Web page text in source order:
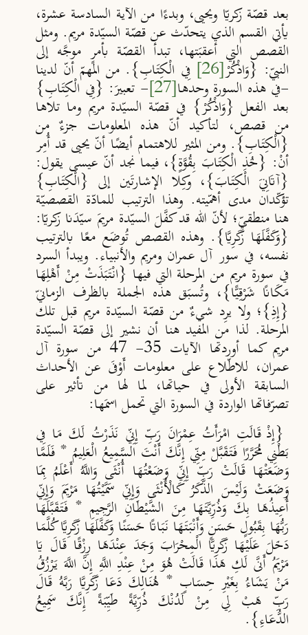
بعد قصّة زكريّا ويحيى، وبدءًا من الآية السادسة عشرة،
يأتي القسم الذي يتحدّث عن قصّة السيّدة مريم. ومثل
القصص التي أعقبَتها، تبدأ القصّة بأمرٍ موجَّه إلى
النبيّ: {وَاذْكُرْ[26] فِي الْكِتَابِ}. من المهمّ أنّ لدينا
-في هذه السورة وحدها[27]
- تعبيرَ: {فِي الْكِتَابِ}
بعد الفعل {وَاذْكُرْ} في قصّة السيّدة مريم وما تلاها
من قصص، لتأكيد أنّ هذه المعلومات جزءٌ من
{الْكِتَابِ}. ومن المثير للاهتمام أيضًا أنّ يحيى قد أُمِر
أنْ: {خُذِ الْكِتَابَ بِقُوَّةٍ}، فيما نجد أنّ عيسى يقول:
{آتَانِيَ الْكِتَابَ}، وكِلا الإشارتَين إلى {الْكِتَابِ}
تؤكّدان مدى أهمّيته. وهذا الترتيب للمادّة القصصيّة
هنا منطقيّ؛ لأنّ الله قد كفَّلَ السيّدة مريمَ سيّدَنا زكريّا:
{وَكَفَّلَهَا زَكَرِيَّا}. وهذه القصص تُوضَع معًا بالترتيب
نفسه، في سور آل عمران ومريم والأنبياء. ويبدأ السرد
في سورة مريم من المرحلة التي فيها {انْتَبَذَتْ مِنْ أَهْلِهَا
مَكَانًا شَرْقِيًّا}، وتُسبَق هذه الجملة بالظرف الزمانيّ
{إِذِ}؛ ولا يرِد شيءٌ من قصّة السيّدة مريم قبل تلك
المرحلة. لذا من المفيد هنا أن نشير إلى قصّة السيّدة
مريم كما أوردتها الآيات 35- 47 من سورة آل
عمران، للاطّلاع على معلومات أَوْفَى عن الأحداث
السابقة الأولى في حياتها، لما لها من تأثير على
تصرّفاتها الواردة في السورة التي تحمل اسمَها:
{إِذْ قَالَتِ امْرَأَتُ عِمْرَانَ رَبِّ إِنِّي نَذَرْتُ لَكَ مَا فِي
بَطْنِي مُحَرَّرًا فَتَقَبَّلْ مِنِّي إِنَّكَ أَنْتَ السَّمِيعُ الْعَلِيمُ * فَلَمَّا
وَضَعَتْهَا قَالَتْ رَبِّ إِنِّي وَضَعْتُهَا أُنْثَى وَاللَّهُ أَعْلَمُ بِمَا
وَضَعَتْ وَلَيْسَ الذَّكَرُ كَالْأُنْثَى وَإِنِّي سَمَّيْتُهَا مَرْيَمَ وَإِنِّي
أُعِيذُهَا بِكَ وَذُرِّيَّتَهَا مِنَ الشَّيْطَانِ الرَّجِيمِ * فَتَقَبَّلَهَا
رَبُّهَا بِقَبُولٍ حَسَنٍ وَأَنْبَتَهَا نَبَاتًا حَسَنًا وَكَفَّلَهَا زَكَرِيَّا كُلَّمَا
دَخَلَ عَلَيْهَا زَكَرِيَّا الْمِحْرَابَ وَجَدَ عِنْدَهَا رِزْقًا قَالَ يَا
مَرْيَمُ أَنَّى لَكِ هَذَا قَالَتْ هُوَ مِنْ عِنْدِ اللَّهِ إِنَّ اللَّهَ يَرْزُقُ
مَنْ يَشَاءُ بِغَيْرِ حِسَابٍ * هُنَالِكَ دَعَا زَكَرِيَّا رَبَّهُ قَالَ
رَبِّ هَبْ لِي مِنْ لَدُنْكَ ذُرِّيَّةً طَيِّبَةً إِنَّكَ سَمِيعُ
الدُّعَاءِ}.